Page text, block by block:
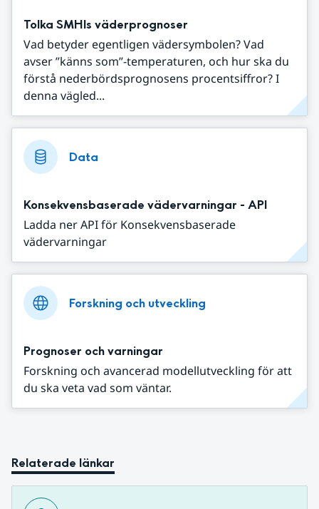
Tolka SMHIs väderprognoser
Vad betyder egentligen vädersymbolen? Vad
avser ”känns som”-temperaturen, och hur ska du
förstå nederbördsprognosens procentsiffror? I
denna vägled...
Data
Konsekvensbaserade vädervarningar - API
Ladda ner API för Konsekvensbaserade
vädervarningar
Forskning och utveckling
Prognoser och varningar
Forskning och avancerad modellutveckling för att
du ska veta vad som väntar.
Relaterade länkar